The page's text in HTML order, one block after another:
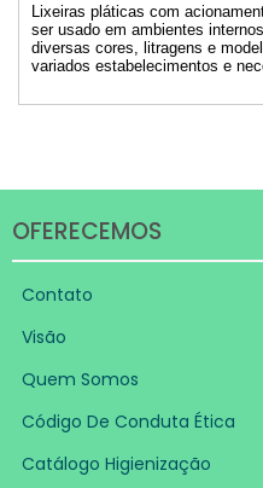
Lixeiras pláticas com
ser usado em ambientes
diversas cores, litragens e
variados estabelecimentos e
OFERECEMOS
Contato
Visão
Quem Somos
Código De Conduta Ética
Catálogo Higienização